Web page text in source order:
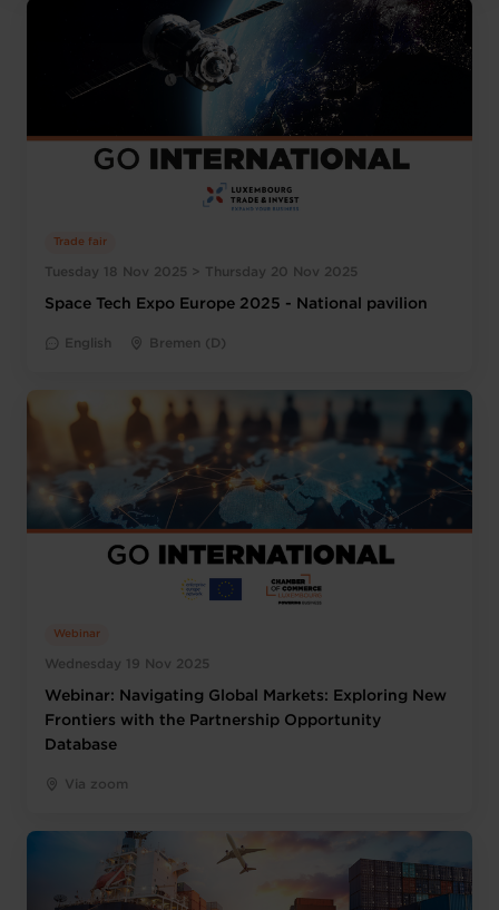
Tuesday 18 Nov 2025 > Thursday 20 Nov 2025
Trade fair
Space Tech Expo Europe 2025 - National pavilion
English Bremen (D)
Wednesday 19 Nov 2025
Webinar
Webinar: Navigating Global Markets: Exploring New
Frontiers with the Partnership Opportunity
Database
Via zoom